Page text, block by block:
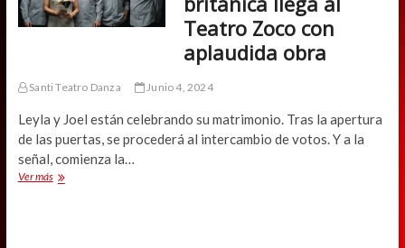
UC
Teatro Zoco con
aplaudida obra
Santi Teatro Danza Junio 4, 2024
Leyla y Joel están celebrando su matrimonio. Tras la apertura
de las puertas, se procederá al intercambio de votos. Y a la
señal, comienza la…
Ver másDramaturga